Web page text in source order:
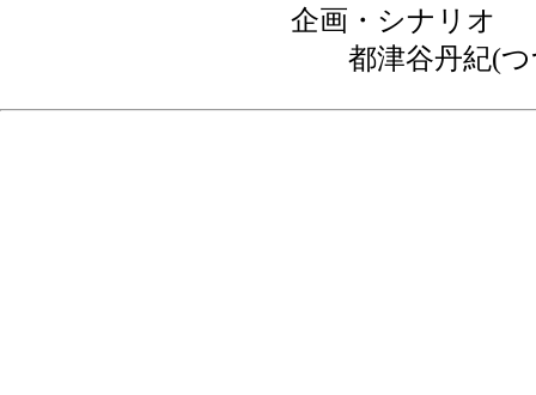
企画・シナリオ
都津谷丹紀(つ